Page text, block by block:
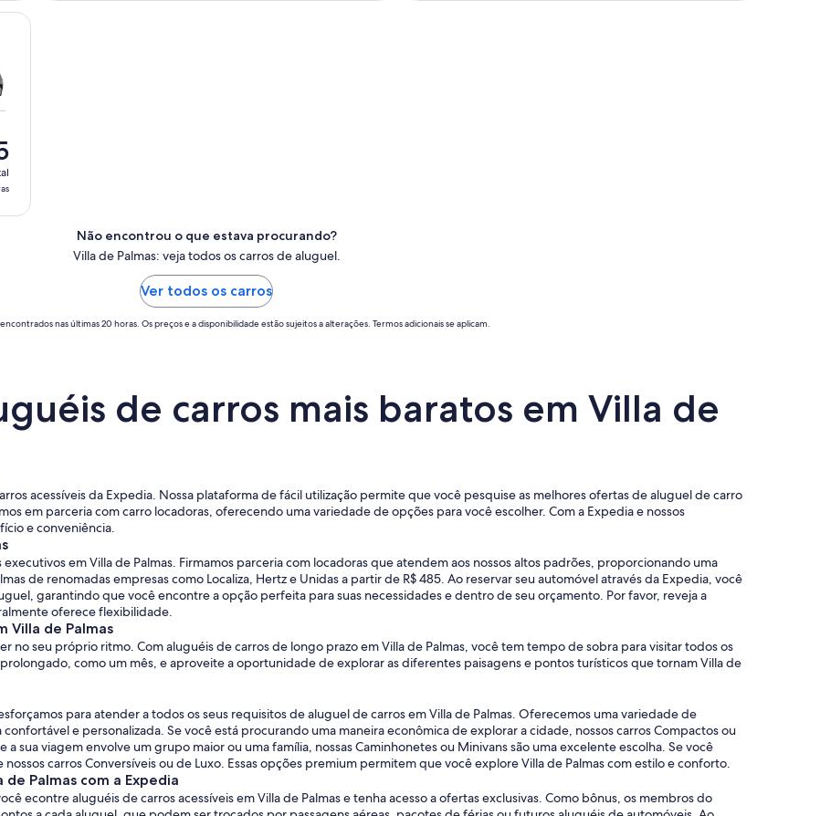
Não encontrou o que estava procurando?
Villa de Palmas: veja todos os carros de aluguel.
Ver todos os carros
nas últimas 20 horas. Os preços e a disponibilidade estão sujeitos a alterações. Termos adicionais se aplicam.
de carros mais baratos em Villa de
acessíveis da Expedia. Nossa plataforma de fácil utilização permite que você pesquise as melhores ofertas de aluguel de carro
em parceria com carro locadoras, oferecendo uma variedade de opções para você escolher. Com a Expedia e nossos
e conveniência.
em Villa de Palmas. Firmamos parceria com locadoras que atendem aos nossos altos padrões, proporcionando uma
de renomadas empresas como Localiza, Hertz e Unidas a partir de R$ 485. Ao reservar seu automóvel através da Expedia, você
garantindo que você encontre a opção perfeita para suas necessidades e dentro de seu orçamento. Por favor, reveja a
oferece flexibilidade.
Villa de Palmas
no seu próprio ritmo. Com aluguéis de carros de longo prazo em Villa de Palmas, você tem tempo de sobra para visitar todos os
como um mês, e aproveite a oportunidade de explorar as diferentes paisagens e pontos turísticos que tornam Villa de
para atender a todos os seus requisitos de aluguel de carros em Villa de Palmas. Oferecemos uma variedade de
e personalizada. Se você está procurando uma maneira econômica de explorar a cidade, nossos carros Compactos ou
sua viagem envolve um grupo maior ou uma família, nossas Caminhonetes ou Minivans são uma excelente escolha. Se você
carros Conversíveis ou de Luxo. Essas opções premium permitem que você explore Villa de Palmas com estilo e conforto.
Palmas com a Expedia
econtre aluguéis de carros acessíveis em Villa de Palmas e tenha acesso a ofertas exclusivas. Como bônus, os membros do